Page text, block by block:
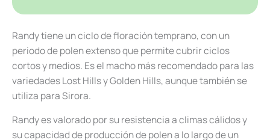
Randy tiene un ciclo de floración temprano, con un
periodo de polen extenso que permite cubrir ciclos
cortos y medios. Es el macho más recomendado para las
variedades Lost Hills y Golden Hills, aunque también se
utiliza para Sirora.
Randy es valorado por su resistencia a climas cálidos y
su capacidad de producción de polen a lo largo de un